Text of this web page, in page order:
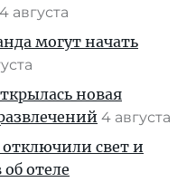
4 августа
могут начать
новая
4 августа
отключили свет и
отеле